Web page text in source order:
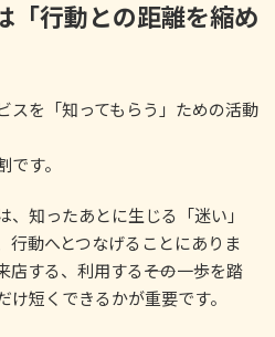
「行動との距離を縮め
スを「知ってもらう」ための活動
す。
知ったあとに生じる「迷い」
行動へとつなげることにありま
する、利用する――その一歩を踏
短くできるかが重要です。